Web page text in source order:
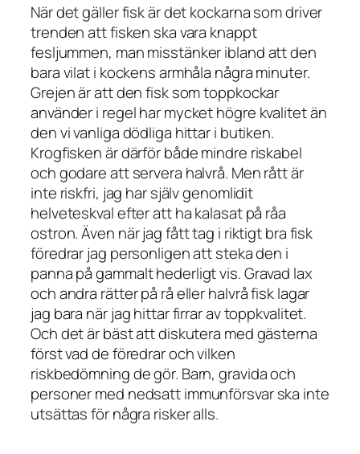
När det gäller fisk är det kockarna som driver
trenden att fisken ska vara knappt
fesljummen, man misstänker ibland att den
bara vilat i kockens armhåla några minuter.
Grejen är att den fisk som toppkockar
använder i regel har mycket högre kvalitet än
den vi vanliga dödliga hittar i butiken.
Krogfisken är därför både mindre riskabel
och godare att servera halvrå. Men rått är
inte riskfri, jag har själv genomlidit
helveteskval efter att ha kalasat på råa
ostron. Även när jag fått tag i riktigt bra fisk
föredrar jag personligen att steka den i
panna på gammalt hederligt vis. Gravad lax
och andra rätter på rå eller halvrå fisk lagar
jag bara när jag hittar firrar av toppkvalitet.
Och det är bäst att diskutera med gästerna
först vad de föredrar och vilken
riskbedömning de gör. Barn, gravida och
personer med nedsatt immunförsvar ska inte
utsättas för några risker alls.